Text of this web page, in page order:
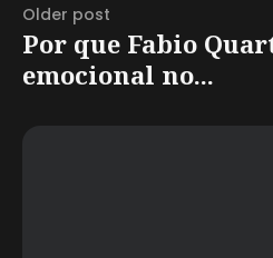
Older post
Por que Fabio
emocional no...